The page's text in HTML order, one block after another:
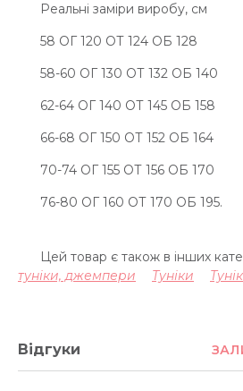
Реальні заміри виробу, см
58 ОГ 120 ОТ 124 ОБ 128
58-60 ОГ 130 ОТ 132 ОБ 140
62-64 ОГ 140 ОТ 145 ОБ 158
66-68 ОГ 150 ОТ 152 ОБ 164
70-74 ОГ 155 ОТ 156 ОБ 170
76-80 ОГ 160 ОТ 170 ОБ 195.
Цей товар є також в інших
туніки, джемпери
Туніки
Відгуки